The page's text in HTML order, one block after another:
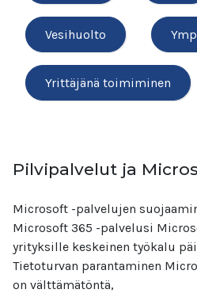
Vesihuolto
Yrittäjänä toimiminen
Pilvipalvelut ja
Microsoft -palvelujen
Microsoft 365 -palvelusi
yrityksille keskeinen työkalu
Tietoturvan parantaminen
on välttämätöntä,